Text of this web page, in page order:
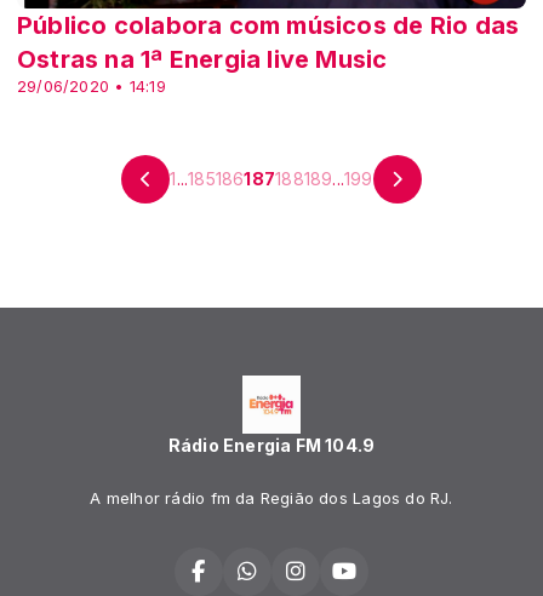
29/06/2020 • 14:19
Público colabora com músicos de Rio das
Ostras na 1ª Energia live Music
1...185186187188189...199
Rádio Energia FM 104.9
A melhor rádio fm da Região dos Lagos do RJ.